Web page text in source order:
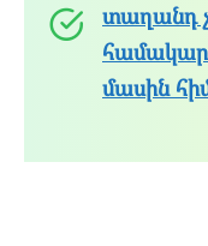
տաղանդ
մասին